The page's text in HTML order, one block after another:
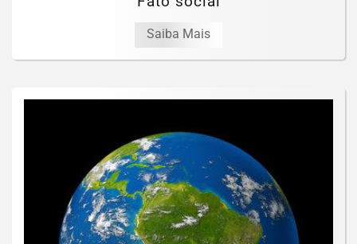
Saiba Mais